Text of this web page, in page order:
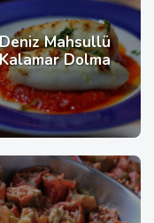
Deniz Mahsullü
Kalamar Dolma